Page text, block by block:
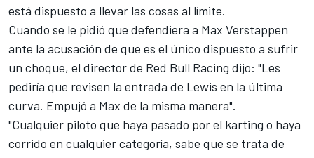
está dispuesto a llevar las cosas al límite.
Cuando se le pidió que defendiera a Max Verstappen
ante la acusación de que es el único dispuesto a sufrir
un choque, el director de Red Bull Racing dijo: "Les
pediría que revisen la entrada de Lewis en la última
curva. Empujó a Max de la misma manera".
"Cualquier piloto que haya pasado por el karting o haya
corrido en cualquier categoría, sabe que se trata de